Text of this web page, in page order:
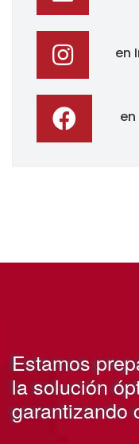
en
Estamos
la solución
garantizando